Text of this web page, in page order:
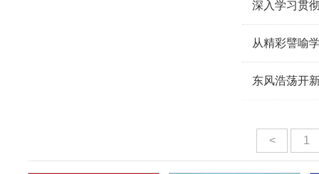
深入学习贯
从精彩譬喻
东风浩荡开
< 1